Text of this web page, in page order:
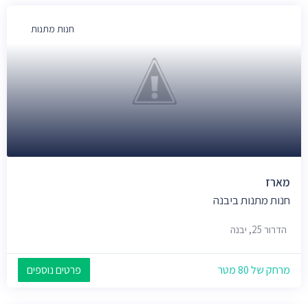
חנות מתנות
מארז
חנות מתנות ביבנה
הדרור 25, יבנה
מרחק של 80 מטר פרטים נוספים